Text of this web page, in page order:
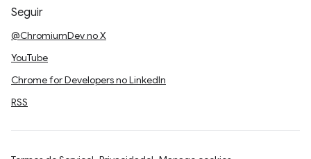
Seguir
@ChromiumDev no X
YouTube
Chrome for Developers no LinkedIn
RSS